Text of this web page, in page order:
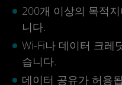
200개 이상의 목적
니다.
Wi-Fi나 데이터 크레
습니다.
데이터 공유가 허용